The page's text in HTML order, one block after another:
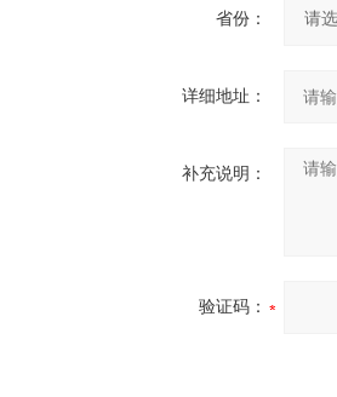
省份：
详细地址：
补充说明：
验证码：